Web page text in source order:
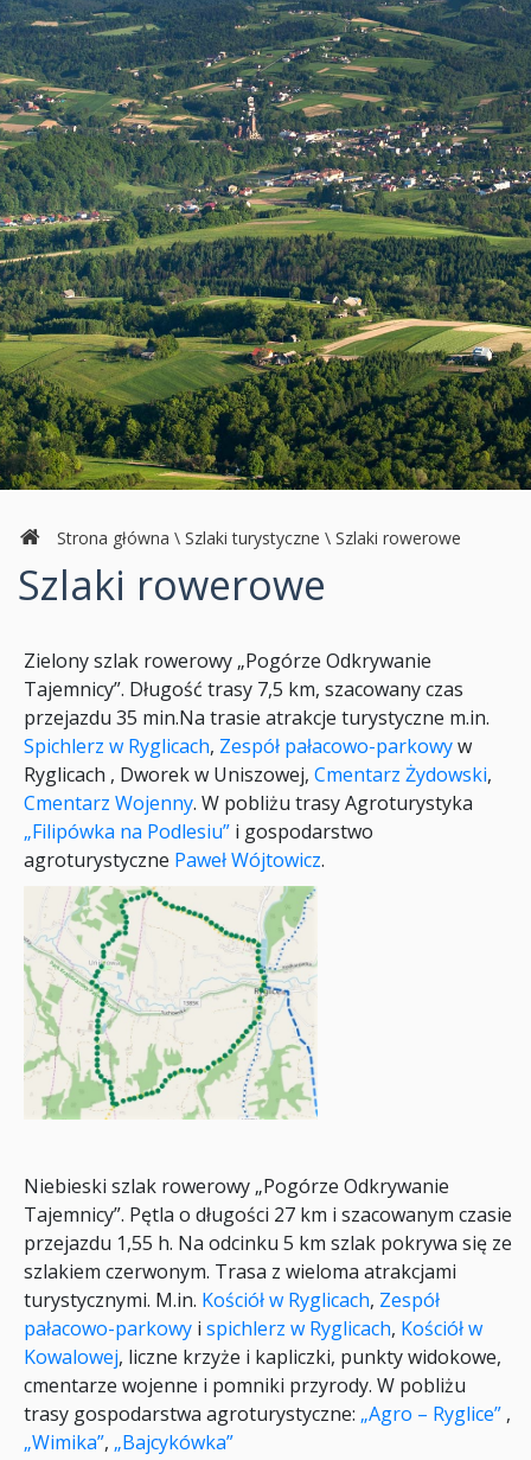
Strona główna \ Szlaki turystyczne \ Szlaki rowerowe
Szlaki rowerowe
Zielony szlak rowerowy „Pogórze Odkrywanie
Tajemnicy”. Długość trasy 7,5 km, szacowany czas
przejazdu 35 min.Na trasie atrakcje turystyczne m.in.
Spichlerz w Ryglicach, Zespół pałacowo-parkowyw
Ryglicach , Dworek w Uniszowej, Cmentarz Żydowski,
Cmentarz Wojenny. W pobliżu trasy Agroturystyka
„Filipówka na Podlesiu” i gospodarstwo
agroturystyczne Paweł Wójtowicz.
Niebieski szlak rowerowy „Pogórze Odkrywanie
Tajemnicy”. Pętla o długości 27 km i szacowanym czasie
przejazdu 1,55 h. Na odcinku 5 km szlak pokrywa się ze
szlakiem czerwonym. Trasa z wieloma atrakcjami
turystycznymi. M.in. Kościół w Ryglicach, Zespół
pałacowo-parkowy i spichlerz w Ryglicach, Kościół w
Kowalowej, liczne krzyże i kapliczki, punkty widokowe,
cmentarze wojenne i pomniki przyrody. W pobliżu
trasy gospodarstwa agroturystyczne: „Agro – Ryglice” ,
„Wimika”, „Bajcykówka”